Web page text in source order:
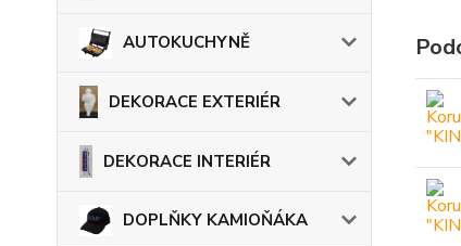
AUTOKUCHYNĚ
DEKORACE EXTERIÉR
DEKORACE INTERIÉR
DOPLŇKY KAMIOŇÁKA